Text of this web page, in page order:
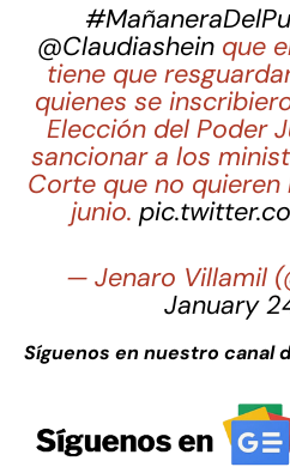
@Claudiashein que
tiene que
quienes se
Elección del Poder
sancionar a los
Corte que no quieren
junio.
— Jenaro Villamil
January
Síguenos en nuestro canal